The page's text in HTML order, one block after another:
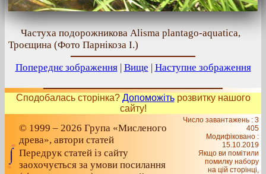
Частуха подорожникова Alisma plantago-aquatica,
Троєщина (Фото Парнікоза І.)
Попереднє зображення| Вище | Наступне зображення
Сподобалась сторінка? Допоможітьрозвитку нашого
сайту!
© 1999 – 2026 Група «Мисленого
древа», автори статей
Передрук статей із сайту
заохочується за умови посилання
Число завантажень : 3
405
Модифіковано :
15.10.2019
Якщо ви помітили
помилку набору
на цiй сторiнцi,